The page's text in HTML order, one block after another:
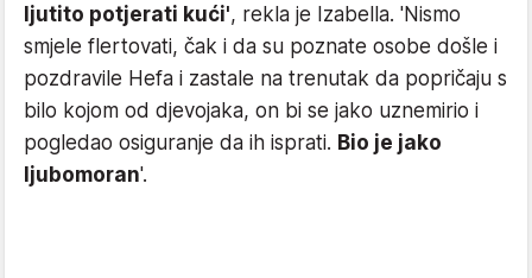
ljutito potjerati kući', rekla je Izabella. 'Nismo
smjele flertovati, čak i da su poznate osobe došle i
pozdravile Hefa i zastale na trenutak da popričaju s
bilo kojom od djevojaka, on bi se jako uznemirio i
pogledao osiguranje da ih isprati. Bio je jako
ljubomoran'.